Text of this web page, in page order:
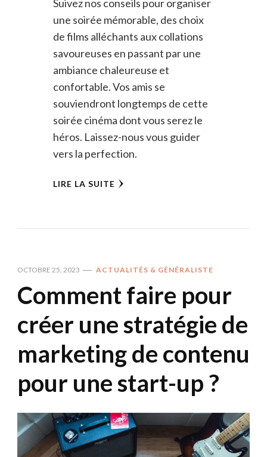
Suivez nos conseils pour organiser
une soirée mémorable, des choix
de films alléchants aux collations
savoureuses en passant par une
ambiance chaleureuse et
confortable. Vos amis se
souviendront longtemps de cette
soirée cinéma dont vous serez le
héros. Laissez-nous vous guider
vers la perfection.
LIRE LA SUITE
OCTOBRE 25, 2023 ACTUALITÉS & GÉNÉRALISTE
Comment faire pour
créer une stratégie de
marketing de contenu
pour une start-up ?